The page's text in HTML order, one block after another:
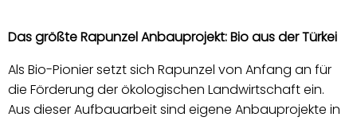
Das größte Rapunzel Anbauprojekt: Bio aus der Türkei
Als Bio-Pionier setzt sich Rapunzel von Anfang an für
die Förderung der ökologischen Landwirtschaft ein.
Aus dieser Aufbauarbeit sind eigene Anbauprojekte in